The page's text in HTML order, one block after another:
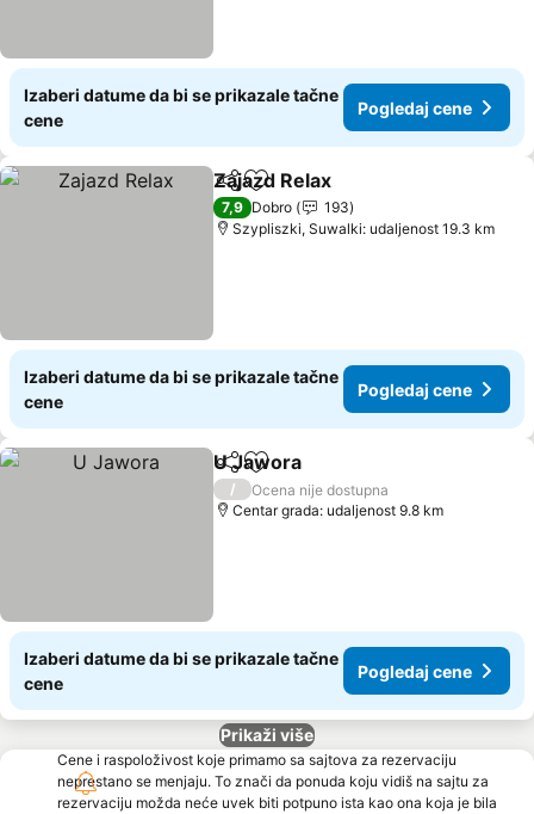
Izaberi datume da bi se prikazale tačne
cene
Pogledaj cene
Deli Dodati u favorite
Zajazd Relax
7,9 Dobro
193
Szypliszki, Suwalki: udaljenost 19.3 km
Izaberi datume da bi se prikazale tačne
cene
Pogledaj cene
Deli Dodati u favorite
U Jawora
/
Ocena nije dostupna
Centar grada: udaljenost 9.8 km
Izaberi datume da bi se prikazale tačne
cene
Pogledaj cene
Prikaži više
Cene i raspoloživost koje primamo sa sajtova za rezervaciju
neprestano se menjaju. To znači da ponuda koju vidiš na sajtu za
rezervaciju možda neće uvek biti potpuno ista kao ona koja je bila